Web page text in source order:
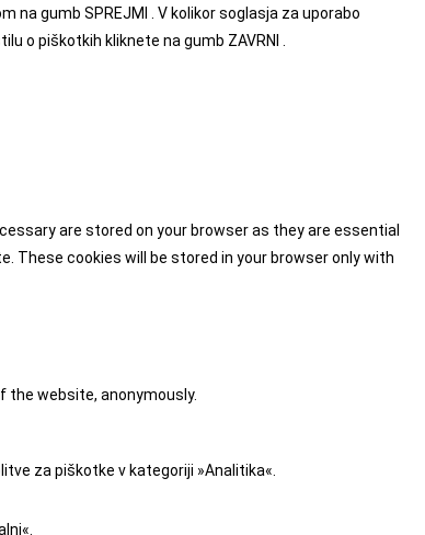
na gumb SPREJMI . V kolikor soglasja za uporabo
o piškotkih kliknete na gumb ZAVRNI .
are stored on your browser as they are essential
These cookies will be stored in your browser only with
website, anonymously.
za piškotke v kategoriji »Analitika«.